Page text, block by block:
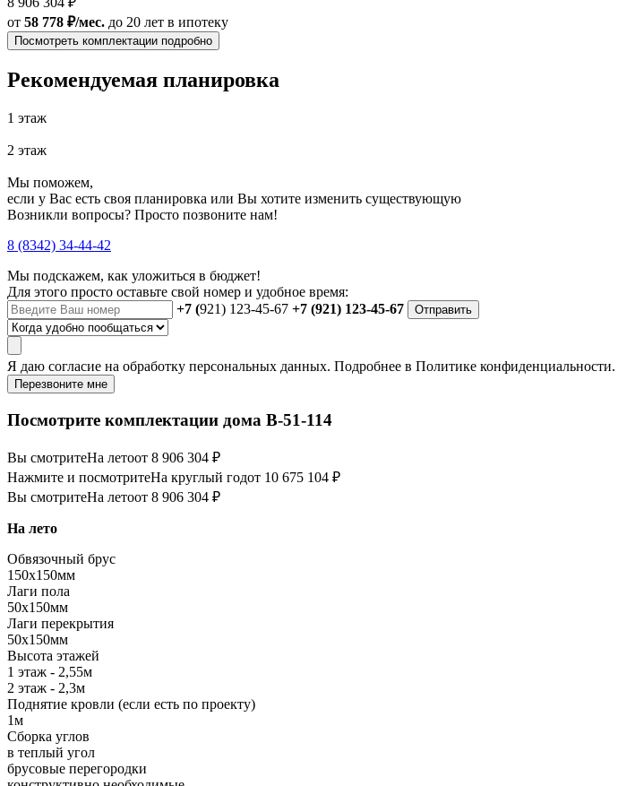
от 58 778 ₽/мес. до 20 лет в ипотеку
Посмотреть комплектации подробно
Рекомендуемая планировка
1 этаж
2 этаж
Мы поможем,
если у Вас есть своя планировка или Вы хотите изменить существующую
Возникли вопросы? Просто позвоните нам!
8 (8342) 34-44-42
Мы подскажем, как уложиться в бюджет!
Для этого просто оставьте свой номер и удобное время:
+7 (921) 123-45-67 +7 (921) 123-45-67 Отправить
Я даю согласие на обработку персональных данных. Подробнее в Политике конфиденциальности.
Перезвоните мне
Посмотрите комплектации дома B-51-114
Вы смотритеНа летоот 8 906 304 ₽
Нажмите и посмотритеНа круглый годот 10 675 104 ₽
Вы смотритеНа летоот 8 906 304 ₽
На лето
Обвязочный брус
150х150мм
Лаги пола
50х150мм
Лаги перекрытия
50х150мм
Высота этажей
1 этаж - 2,55м
2 этаж - 2,3м
Поднятие кровли (если есть по проекту)
1м
Сборка углов
в теплый угол
брусовые перегородки